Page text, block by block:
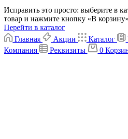
Исправить это просто: выберите в
товар и нажмите кнопку «В корзину»
Перейти в каталог
Главная
Акции Каталог
Компания
Реквизиты 0